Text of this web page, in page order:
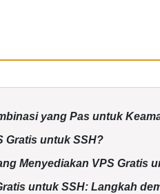
yang Pas untuk
Gratis untuk SSH?
Menyediakan VPS Gratis
untuk SSH: Langkah